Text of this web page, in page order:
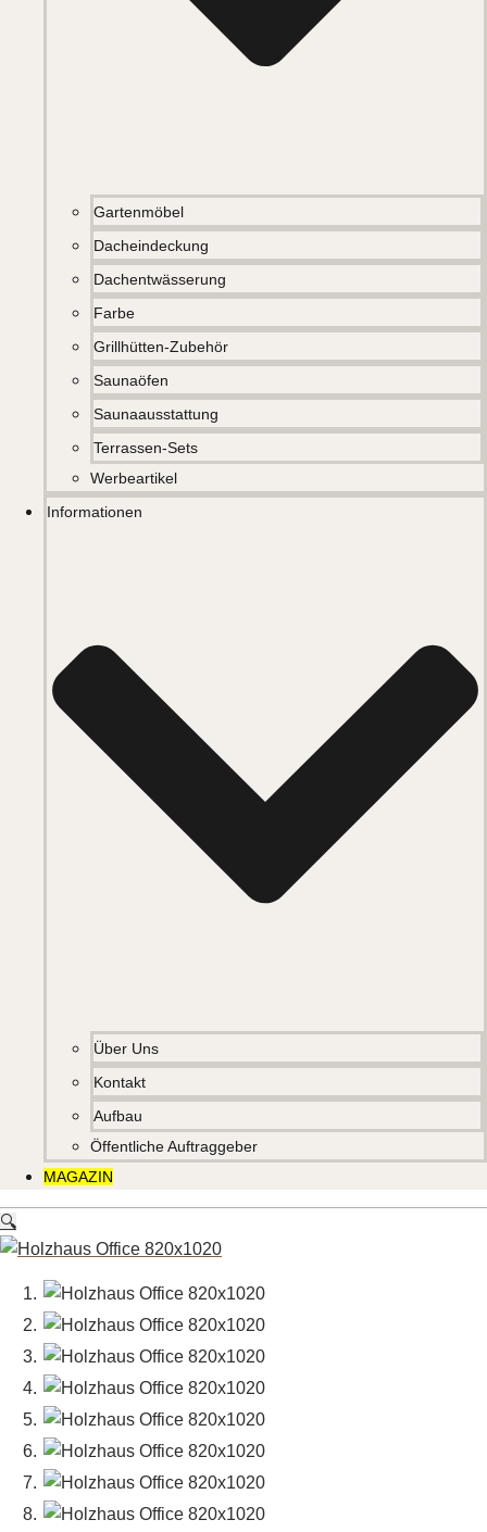
Gartenmöbel
Dacheindeckung
Dachentwässerung
Farbe
Grillhütten-Zubehör
Saunaöfen
Saunaausstattung
Terrassen-Sets
Werbeartikel
Informationen
Über Uns
Kontakt
Aufbau
Öffentliche Auftraggeber
MAGAZIN
🔍